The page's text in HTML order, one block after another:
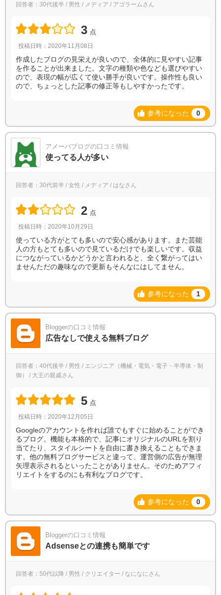
回答者：30代後半 / 男性 / メディア / アゴラームさん
3 点
投稿日時：2020年11月08日
作成したブログの見栄えが良いので、全体的に見やすい記事
を作ることが出来ました。文字の種類や色なども選びやすい
ので、表現の幅が広くて使い勝手が良いです。操作性も良い
ので、ちょっとした記事の修正等もしやすかったです。
参考になった 0
アメーバブログの口コミ情報
使ってる人が多い
回答者：30代前半 / 女性 / メディア / はなさん
2 点
投稿日時：2020年10月29日
使っている方がとても多いので安心感があります。また芸能
人の方もとても多いので見ているだけでも楽しいです。収益
につながっているかどうかと言われると、全く繋がってはい
ませんただの趣味なので更新もそんなにはしてません。
参考になった 1
Bloggerの口コミ情報
広告なしで使える無料ブログ
回答者：40代後半 / 男性 / エンジニア（機械・電気・電子・半導体・制
御） / 大王の親戚さん
5 点
投稿日時：2020年12月05日
Googleのアカウントを作れば誰でもすぐに始めることができ
るブログ。機能も本格的で、記事にオリジナルのURLを割り
当てたり、スタイルシートを自由に書き換えることもできま
す。他の無料ブログサービスと違って、運営側の広告が無理
矢理表示されるといったことがありません。そのためアフィ
リエイトをするのにも有利なブログです。
参考になった 0
Bloggerの口コミ情報
Adsenseとの連携も簡単です
回答者：50代以降 / 男性 / クリエイター / なになにさん